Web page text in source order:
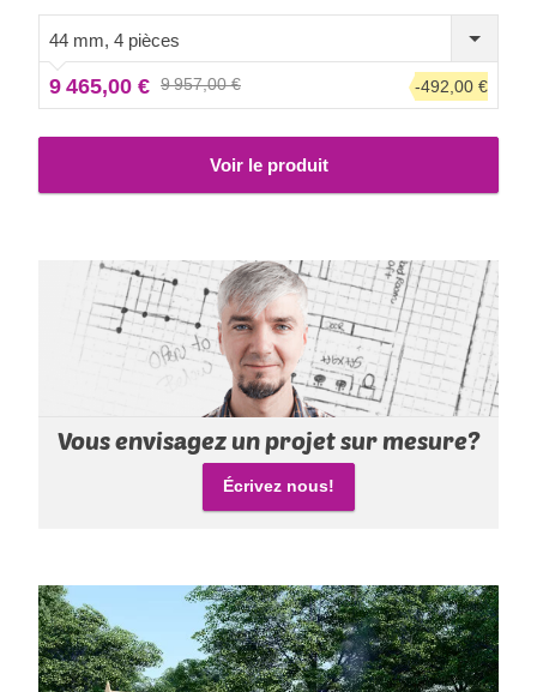
esprit - à tout moment de la journée, dès que vous en avez
envie !
44 mm, 4 pièces
9 465,00 € 9 957,00 € -492,00 €
Voir le produit
Vous envisagez un projet sur mesure?
Écrivez nous!